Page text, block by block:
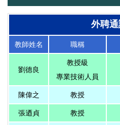
外聘
教師姓名 職稱
劉德良
教授級
專業技術人員
陳偉之 教授
張迺貞 教授